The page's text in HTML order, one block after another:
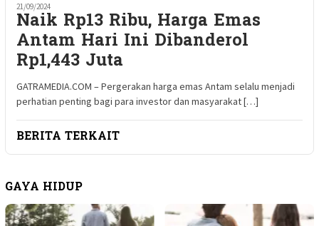
21/09/2024
Naik Rp13 Ribu, Harga Emas
Antam Hari Ini Dibanderol
Rp1,443 Juta
GATRAMEDIA.COM – Pergerakan harga emas Antam selalu menjadi
perhatian penting bagi para investor dan masyarakat […]
BERITA TERKAIT
GAYA HIDUP